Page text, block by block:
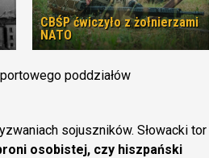
CBŚP ćwiczyło z żołnierzami
NATO
poddziałów
sojuszników. Słowacki tor
osobistej, czy hiszpański